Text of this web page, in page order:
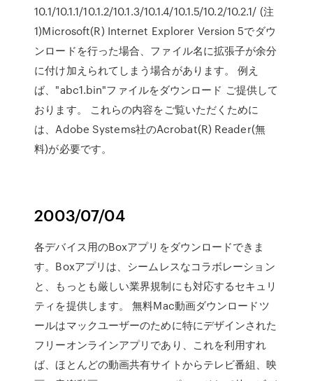
10.1/10.1.1/10.1.2/10.1.3/10.1.4/10.1.5/10.2/10.2.1/ (注
1)Microsoft(R) Internet Explorer Version 5でダウ
ンロードを行った場合、ファイル名に拡張子が余分
に付け加えられてしまう場合があります。 例え
ば、"abc1.bin"ファイルをダウンロード ご提供して
おります。 これらの内容をご覧いただくために
は、Adobe Systems社のAcrobat(R) Reader(無
料)が必要です。
2003/07/04
各デバイス用のBoxアプリをダウンロードできま
す。Boxアプリは、シームレスなコラボレーション
と、もっとも厳しい業界規制にも対応するセキュリ
ティを提供します。 無料Mac動画ダウンロードツ
ールはマックユーザーのために特にデザインされた
フリーオンラインアプリであり、これを利用すれ
ば、ほとんどの動画共有サイトからテレビ番組、映